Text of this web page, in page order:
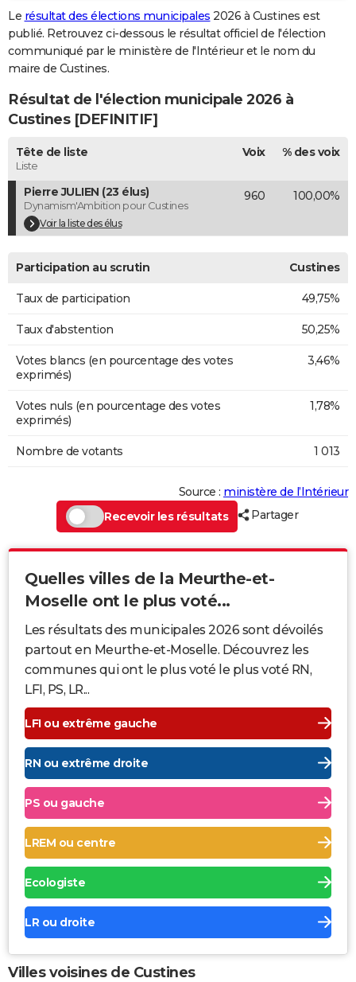
Destinations
City break
Voyage nature
Voyage de noces
Forum
Climat
+
PHOTO
GUIDES D'ACHAT
CARTE DE VOEUX
Carte de Noël
Carte Bonne année
Carte Saint-Valentin
Carte Pâques
Carte d'anniversaire
DICTIONNAIRE
PROGRAMME TV
COPAINS D'AVANT
Bricolage
Lifestyle
Culture
Sport
Auto
Television
Voyage
Cinema
Le résultat des élections municipales 2026 à Custines est
publié. Retrouvez ci-dessous le résultat officiel de l'élection
communiqué par le ministère de l'Intérieur et le nom du
maire de Custines.
Résultat de l'élection municipale 2026 à
Custines [DEFINITIF]
Tête de liste
Liste
Voix % des voix
Pierre JULIEN (23 élus)
Dynamism'Ambition pour Custines
Voir la liste des élus
960 100,00%
Participation au scrutin Custines
Taux de participation 49,75%
Taux d'abstention 50,25%
Votes blancs (en pourcentage des votes
exprimés)
3,46%
Votes nuls (en pourcentage des votes
exprimés)
1,78%
Nombre de votants 1 013
Source : ministère de l’Intérieur
Recevoir les résultats
Partager
Quelles villes de la Meurthe-et-
Moselle ont le plus voté...
Les résultats des municipales 2026 sont dévoilés
partout en Meurthe-et-Moselle. Découvrez les
communes qui ont le plus voté le plus voté RN,
LFI, PS, LR...
LFI ou extrême gauche
RN ou extrême droite
PS ou gauche
LREM ou centre
Ecologiste
LR ou droite
Villes voisines de Custines